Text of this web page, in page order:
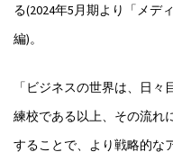
る(2024年5月期より「メデ
編)。
「ビジネスの世界は、日
練校である以上、その流れ
することで、より戦略的な